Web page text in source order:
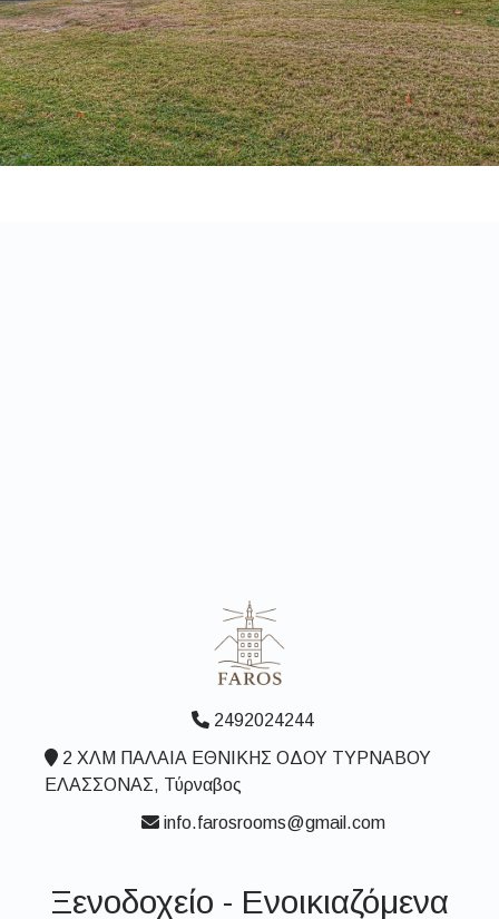
2492024244
2 ΧΛΜ ΠΑΛΑΙΑ ΕΘΝΙΚΗΣ ΟΔΟΥ ΤΥΡΝΑΒΟΥ
ΕΛΑΣΣΟΝΑΣ, Τύρναβος
info.farosrooms@gmail.com
Ξενοδοχείο - Ενοικιαζόμενα